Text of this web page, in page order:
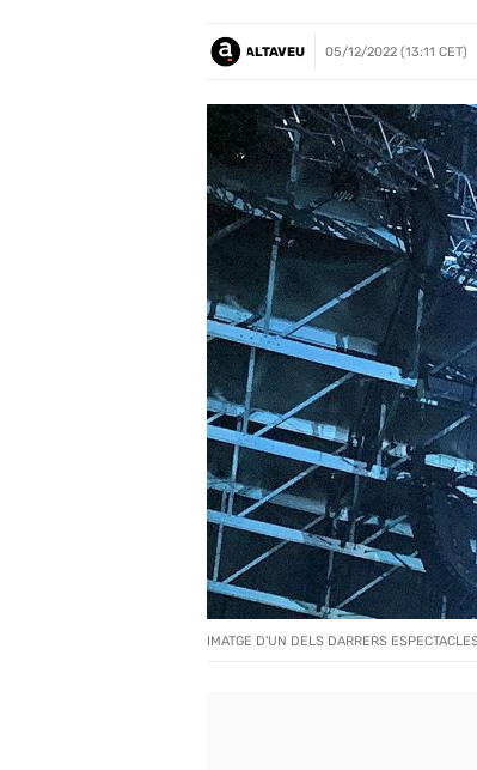
ALTAVEU 05/12/2022 (13:11 CET)
IMATGE D'UN DELS DARRERS